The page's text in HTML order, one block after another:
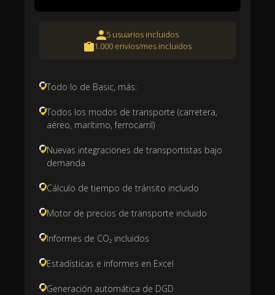
5 usuarios incluidos
1.000 envíos/mes incluidos
Todo lo de Basic, más:
Todos los modos de transporte (carretera,
aéreo, marítimo, ferrocarril)
Nuevas integraciones de transportistas bajo
demanda
Cálculo de tiempo de tránsito incluido
Motor de precios de transporte incluido
Informes de CO₂ incluidos
Estadísticas e informes en Excel
Generación automática de DGD